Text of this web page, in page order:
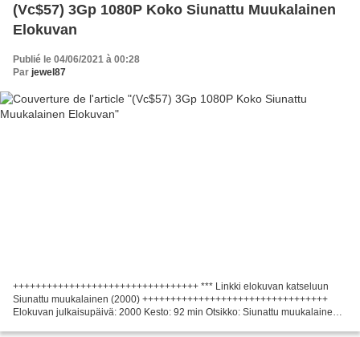
(Vc$57) 3Gp 1080P Koko Siunattu Muukalainen
Elokuvan
Publié le 04/06/2021 à 00:28
Par jewel87
+++++++++++++++++++++++++++++++++ *** Linkki elokuvan katseluun
Siunattu muukalainen (2000) +++++++++++++++++++++++++++++++++
Elokuvan julkaisupäivä: 2000 Kesto: 92 min Otsikko: Siunattu muukalainen